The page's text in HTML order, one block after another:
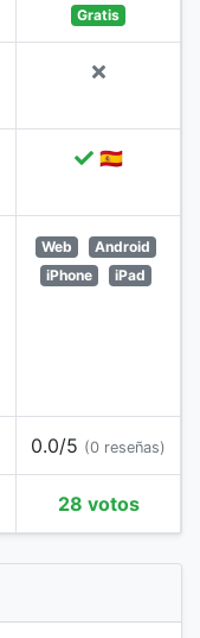
Gratis
🇪🇸
Web
Android
iPhone
iPad
0.0/5 (0 reseñas)
28 votos